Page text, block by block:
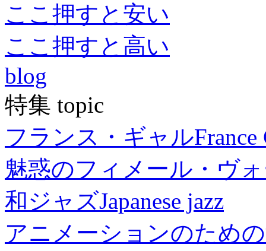
ここ押すと安い
ここ押すと高い
blog
特集 topic
フランス・ギャルFrance
魅惑のフィメール・ヴ
和ジャズJapanese jazz
アニメーションのため